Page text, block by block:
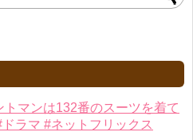
マンは132番のスーツを着て
ラマ #ネットフリックス